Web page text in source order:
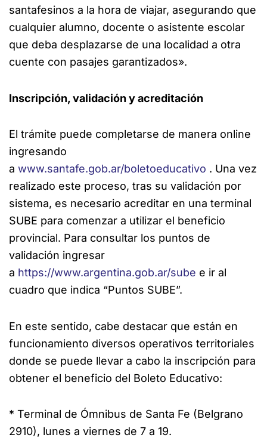
santafesinos a la hora de viajar, asegurando que
cualquier alumno, docente o asistente escolar
que deba desplazarse de una localidad a otra
cuente con pasajes garantizados».
Inscripción, validación y acreditación
El trámite puede completarse de manera online
ingresando
a www.santafe.gob.ar/boletoeducativo . Una vez
realizado este proceso, tras su validación por
sistema, es necesario acreditar en una terminal
SUBE para comenzar a utilizar el beneficio
provincial. Para consultar los puntos de
validación ingresar
a https://www.argentina.gob.ar/sube e ir al
cuadro que indica “Puntos SUBE”.
En este sentido, cabe destacar que están en
funcionamiento diversos operativos territoriales
donde se puede llevar a cabo la inscripción para
obtener el beneficio del Boleto Educativo:
* Terminal de Ómnibus de Santa Fe (Belgrano
2910), lunes a viernes de 7 a 19.